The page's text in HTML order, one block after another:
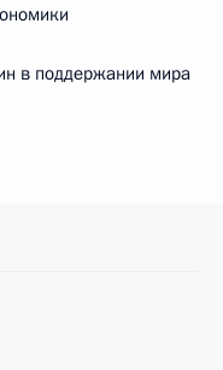
в поддержании мира